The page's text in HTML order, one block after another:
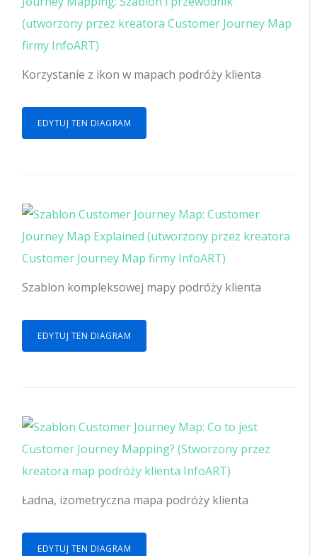
Korzystanie z ikon w mapach podróży klienta
EDYTUJ TEN DIAGRAM
Szablon kompleksowej mapy podróży klienta
EDYTUJ TEN DIAGRAM
Ładna, izometryczna mapa podróży klienta
EDYTUJ TEN DIAGRAM